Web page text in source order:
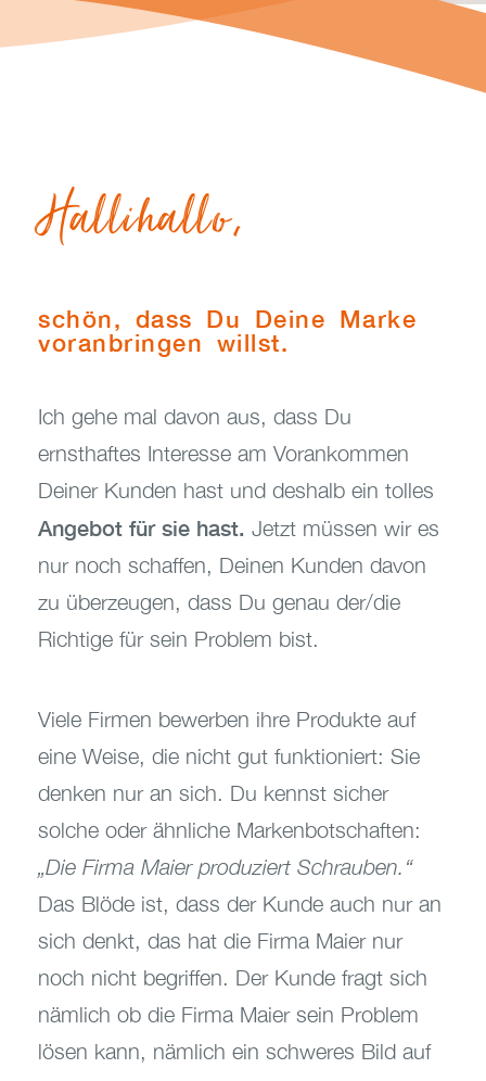
Hallihallo,
schön, dass Du Deine Marke
voranbringen willst.
Ich gehe mal davon aus, dass Du
ernsthaftes Interesse am Vorankommen
Deiner Kunden hast und deshalb ein tolles
Angebot für sie hast. Jetzt müssen wir es
nur noch schaffen, Deinen Kunden davon
zu überzeugen, dass Du genau der/die
Richtige für sein Problem bist.
Viele Firmen bewerben ihre Produkte auf
eine Weise, die nicht gut funktioniert: Sie
denken nur an sich. Du kennst sicher
solche oder ähnliche Markenbotschaften:
„Die Firma Maier produziert Schrauben.“
Das Blöde ist, dass der Kunde auch nur an
sich denkt, das hat die Firma Maier nur
noch nicht begriffen. Der Kunde fragt sich
nämlich ob die Firma Maier sein Problem
lösen kann, nämlich ein schweres Bild auf